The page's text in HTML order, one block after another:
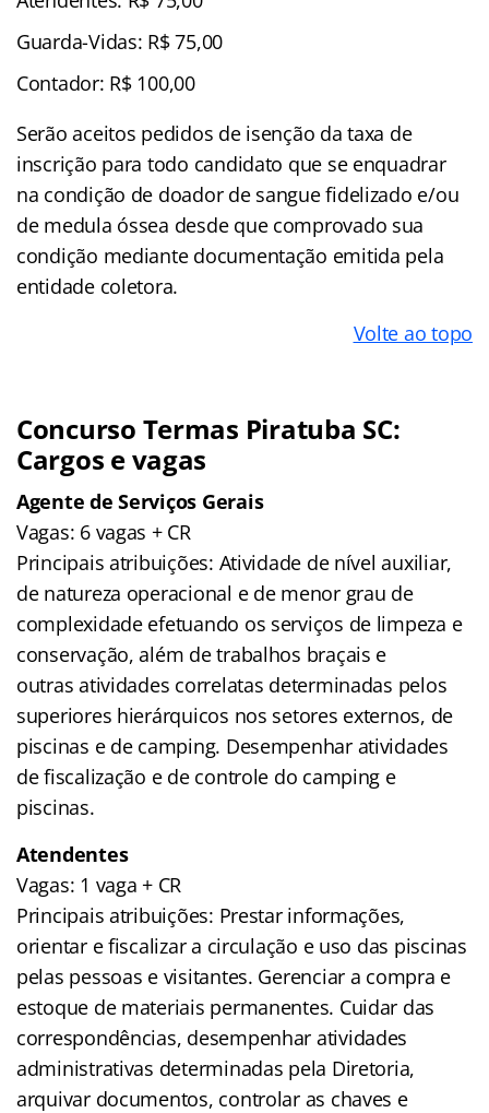
Guarda-Vidas: R$ 75,00
Contador: R$ 100,00
Serão aceitos pedidos de isenção da taxa de
inscrição para todo candidato que se enquadrar
na condição de doador de sangue fidelizado e/ou
de medula óssea desde que comprovado sua
condição mediante documentação emitida pela
entidade coletora.
Volte ao topo
Concurso Termas Piratuba SC:
Cargos e vagas
Agente de Serviços Gerais
Vagas: 6 vagas + CR
Principais atribuições: Atividade de nível auxiliar,
de natureza operacional e de menor grau de
complexidade efetuando os serviços de limpeza e
conservação, além de trabalhos braçais e
outras atividades correlatas determinadas pelos
superiores hierárquicos nos setores externos, de
piscinas e de camping. Desempenhar atividades
de fiscalização e de controle do camping e
piscinas.
Atendentes
Vagas: 1 vaga + CR
Principais atribuições: Prestar informações,
orientar e fiscalizar a circulação e uso das piscinas
pelas pessoas e visitantes. Gerenciar a compra e
estoque de materiais permanentes. Cuidar das
correspondências, desempenhar atividades
administrativas determinadas pela Diretoria,
arquivar documentos, controlar as chaves e